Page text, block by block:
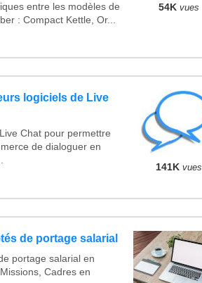
entre les modèles de
: Compact Kettle, Or...
54K vues
logiciels de Live
Chat pour permettre
de dialoguer en
141K vues
de portage salarial
portage salarial en
Cadres en